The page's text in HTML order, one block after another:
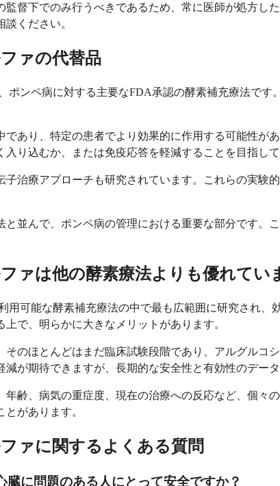
督下でのみ行うべきであるため、常に医師が処方
ください。
ァの代替品
ポンペ病に対する主要なFDA承認の酵素補充療法で
あり、特定の患者でより効果的に作用する可能性
り込むか、または免疫応答を軽減することを目指して
治療アプローチも研究されています。これらの実
並んで、ポンペ病の管理における重要な部分です
ァは他の酵素療法よりも優れてい
用可能な酵素補充療法の中で最も広範囲に研究され
で、明らかに大きなメリットがあります。
のほとんどはまだ臨床試験段階であり、アルグル
が期待できますが、長期的な安全性と有効性のデータ
年齢、病気の重症度、現在の治療への反応など、個
があります。
ァに関するよくある質問
臓に問題のある人にとって安全ですか？